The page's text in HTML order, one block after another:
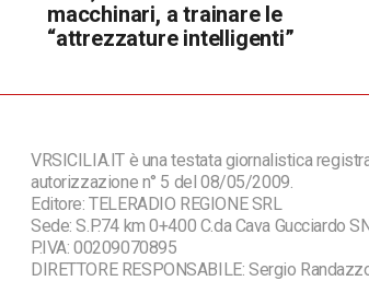
macchinari, a trainare le
“attrezzature intelligenti”
VRSICILIA.IT è una testata giornalistica
autorizzazione n° 5 del 08/05/2009.
Editore: TELERADIO REGIONE SRL
Sede: S.P.74 km 0+400 C.da Cava Gucciardo
P.IVA: 00209070895
DIRETTORE RESPONSABILE: Sergio